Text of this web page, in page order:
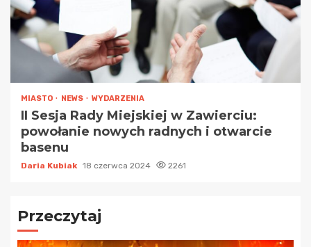
MIASTO NEWS WYDARZENIA
II Sesja Rady Miejskiej w Zawierciu:
powołanie nowych radnych i otwarcie
basenu
Daria Kubiak 18 czerwca 2024 2261
Przeczytaj